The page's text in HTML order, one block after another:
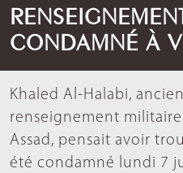
CONDAMNÉ À
Khaled Al-Halabi,
renseignement
Assad, pensait avoir
été condamné lundi 7